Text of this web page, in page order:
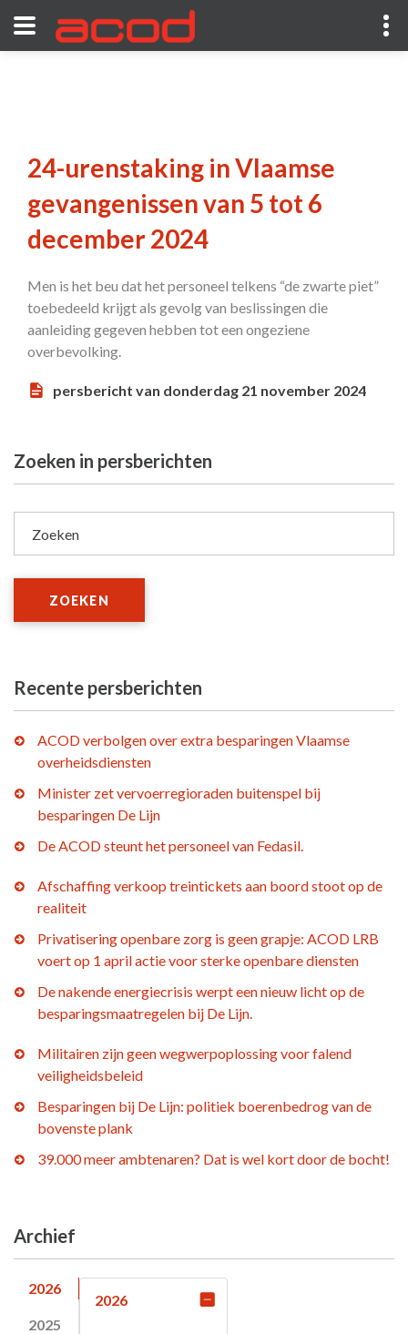
24-urenstaking in Vlaamse
gevangenissen van 5 tot 6
december 2024
Men is het beu dat het personeel telkens “de zwarte piet”
toebedeeld krijgt als gevolg van beslissingen die
aanleiding gegeven hebben tot een ongeziene
overbevolking.
persbericht van donderdag 21 november 2024
Zoeken in persberichten
Zoeken
ZOEKEN
Recente persberichten
ACOD verbolgen over extra besparingen Vlaamse
overheidsdiensten
Minister zet vervoerregioraden buitenspel bij
besparingen De Lijn
De ACOD steunt het personeel van Fedasil.
Afschaffing verkoop treintickets aan boord stoot op de
realiteit
Privatisering openbare zorg is geen grapje: ACOD LRB
voert op 1 april actie voor sterke openbare diensten
De nakende energiecrisis werpt een nieuw licht op de
besparingsmaatregelen bij De Lijn.
Militairen zijn geen wegwerpoplossing voor falend
veiligheidsbeleid
Besparingen bij De Lijn: politiek boerenbedrog van de
bovenste plank
39.000 meer ambtenaren? Dat is wel kort door de bocht!
Archief
2026
2025
2026